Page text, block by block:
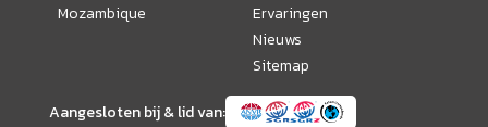
Mozambique
Ervaringen
Nieuws
Sitemap
Aangesloten bij & lid van: